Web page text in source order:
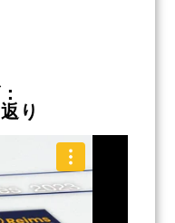
り